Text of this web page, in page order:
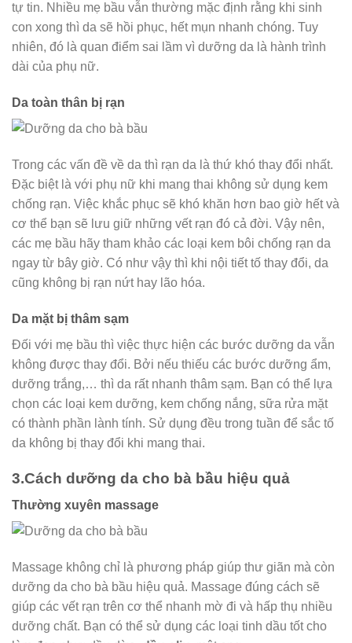
tự tin. Nhiều mẹ bầu vẫn thường mặc định rằng khi sinh
con xong thì da sẽ hồi phục, hết mụn nhanh chóng. Tuy
nhiên, đó là quan điểm sai lầm vì dưỡng da là hành trình
dài của phụ nữ.
Da toàn thân bị rạn
Trong các vấn đề về da thì rạn da là thứ khó thay đổi nhất.
Đặc biệt là với phụ nữ khi mang thai không sử dụng kem
chống rạn. Việc khắc phục sẽ khó khăn hơn bao giờ hết và
cơ thể bạn sẽ lưu giữ những vết rạn đó cả đời. Vậy nên,
các mẹ bầu hãy tham khảo các loại kem bôi chống rạn da
ngay từ bây giờ. Có như vậy thì khi nội tiết tố thay đổi, da
cũng không bị rạn nứt hay lão hóa.
Da mặt bị thâm sạm
Đối với mẹ bầu thì việc thực hiện các bước dưỡng da vẫn
không được thay đổi. Bởi nếu thiếu các bước dưỡng ẩm,
dưỡng trắng,… thì da rất nhanh thâm sạm. Bạn có thể lựa
chọn các loại kem dưỡng, kem chống nắng, sữa rửa mặt
có thành phần lành tính. Sử dụng đều trong tuần để sắc tố
da không bị thay đổi khi mang thai.
3.Cách dưỡng da cho bà bầu hiệu quả
Thường xuyên massage
Massage không chỉ là phương pháp giúp thư giãn mà còn
dưỡng da cho bà bầu hiệu quả. Massage đúng cách sẽ
giúp các vết rạn trên cơ thể nhanh mờ đi và hấp thụ nhiều
dưỡng chất. Bạn có thể sử dụng các loại tinh dầu tốt cho